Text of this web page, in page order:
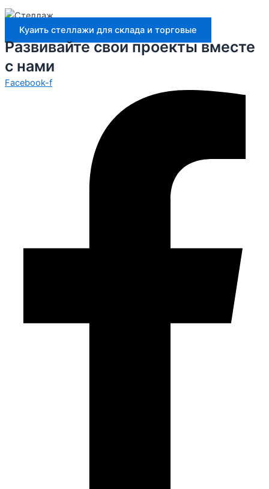
Куаить стеллажи для склада и торговые
Развивайте свои проекты вместе
с нами
Facebook-f